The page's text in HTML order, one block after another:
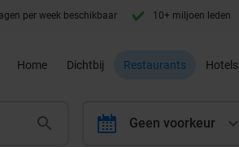
per week beschikbaar 10+ miljoen leden
Home Dichtbij Restaurants Hotels
calendar Geen voorkeur